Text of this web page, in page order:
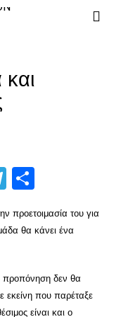
Telegram
προετοιμασία του για
θα κάνει ένα
προπόνηση δεν θα
που παρέταξε
είναι και ο